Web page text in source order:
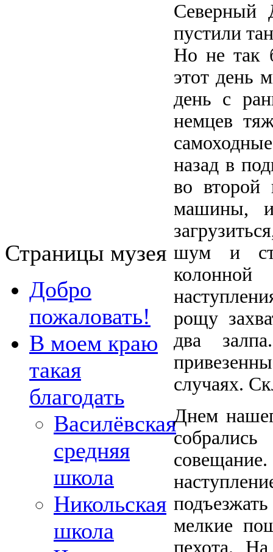
Страницы музея
Добро
пожаловать!
В моем краю
такая
благодать
Василёвская
средняя
школа
Никольская
школа
Северный
пустили
Но не так
этот день
день с
немцев
назад в
во второй
машины, и
шум и
рощу
два
случаях.
Днем
мелкие
пехота.